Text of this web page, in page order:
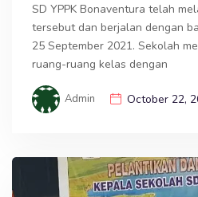
SD YPPK Bonaventura telah
tersebut dan berjalan dengan
25 September 2021. Sekolah
ruang-ruang kelas dengan
Admin October 22,